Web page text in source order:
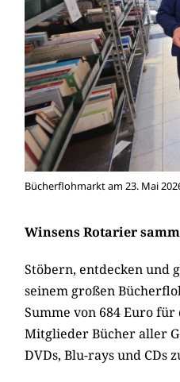
Bücherflohmarkt am 23. Mai
Winsens Rotarier
Stöbern, entdecken und
seinem großen
Summe von 684 Euro
Mitglieder Bücher aller
DVDs, Blu-rays und CDs